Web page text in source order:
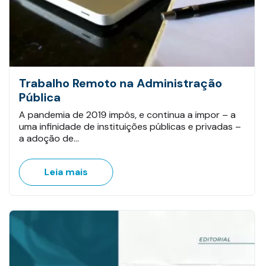
Trabalho Remoto na Administração
Pública
A pandemia de 2019 impôs, e continua a impor – a
uma infinidade de instituições públicas e privadas –
a adoção de…
Leia mais